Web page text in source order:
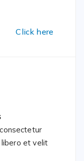
Click here
libero et velit